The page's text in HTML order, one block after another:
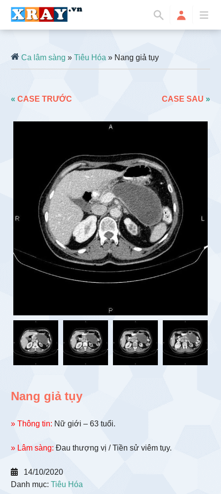
Ca lâm sàng »Tiêu Hóa » Nang giả tụy
«CASE TRƯỚC CASE SAU »
Nang giả tụy
» Thông tin: Nữ giới – 63 tuổi.
» Lâm sàng: Đau thượng vị / Tiền sử viêm tụy.
14/10/2020
Danh mục:Tiêu Hóa